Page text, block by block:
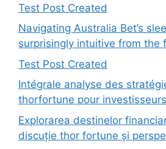
Test Post Created
Navigating Australia Bet’s
surprisingly intuitive from the
Test Post Created
Intégrale analyse des
thorfortune pour
Explorarea destinelor
discuție thor fortune și